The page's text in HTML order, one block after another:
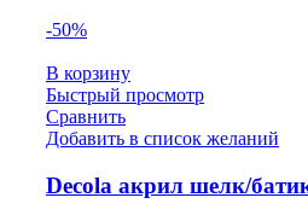
-50%
В корзину
Быстрый просмотр
Сравнить
Добавить в список желаний
Decola акрил шелк/